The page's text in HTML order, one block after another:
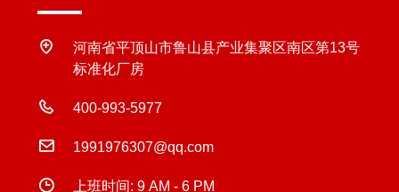
河南省平顶山市鲁山县产业集聚区南区第13号
标准化厂房
400-993-5977
1991976307@qq.com
上班时间: 9 AM - 6 PM